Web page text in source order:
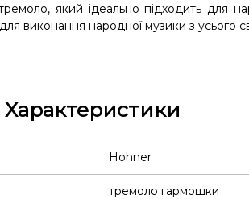
який ідеально підходить для
виконання народної музики з усього
Характеристики
Hohner
тремоло гармошки